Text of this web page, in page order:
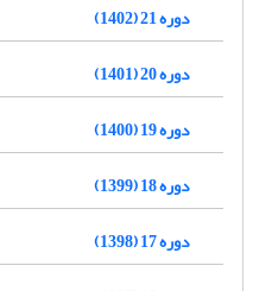
دوره 21 (1402)
دوره 20 (1401)
دوره 19 (1400)
دوره 18 (1399)
دوره 17 (1398)